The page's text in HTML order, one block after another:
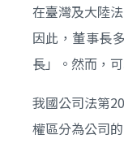
在臺灣及大陸
因此，董事長
長」。然而，
我國公司法第
權區分為公司